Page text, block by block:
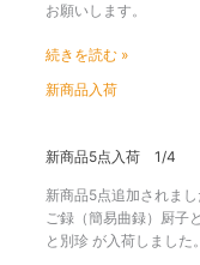
お願いします。
入
2/12
続きを読む »
新商品入荷
新商品5点入荷 1/4
新商品5点追加されま
ご録（簡易曲録）厨子
と別珍 が入荷しました
新
品
5
点